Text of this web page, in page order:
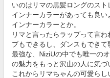
いのはリマの黒髪ロングのス
インナーカラーがあっても良
インナーカラーとか。
リマと言ったらラップって言
プもできるし、ダンスもでき
最強な、NiziUの中でも唯一の
の魅力をもっと沢山の人に気づ
これからリマちゃんの可愛ら